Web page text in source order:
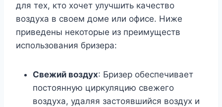
для тех, кто хочет улучшить качество
воздуха в своем доме или офисе. Ниже
приведены некоторые из преимуществ
использования бризера:
Свежий воздух: Бризер обеспечивает
постоянную циркуляцию свежего
воздуха, удаляя застоявшийся воздух и